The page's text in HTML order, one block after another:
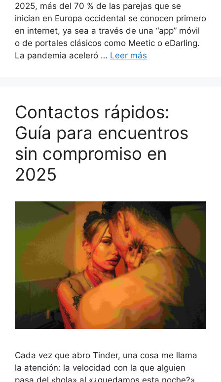
2025, más del 70 % de las parejas que se
inician en Europa occidental se conocen primero
en internet, ya sea a través de una “app” móvil
o de portales clásicos como Meetic o eDarling.
La pandemia aceleró … Leer más
Contactos rápidos:
Guía para encuentros
sin compromiso en
2025
Cada vez que abro Tinder, una cosa me llama
la atención: la velocidad con la que alguien